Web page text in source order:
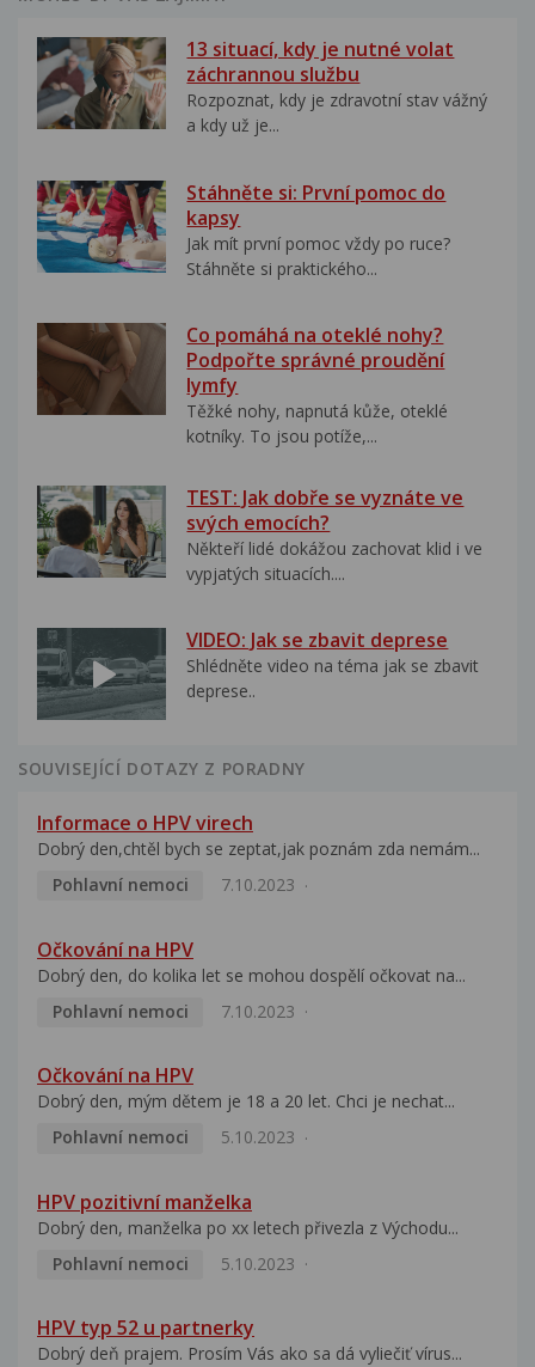
13 situací, kdy je nutné volat
záchrannou službu
Rozpoznat, kdy je zdravotní stav vážný
a kdy už je...
Stáhněte si: První pomoc do
kapsy
Jak mít první pomoc vždy po ruce?
Stáhněte si praktického...
Co pomáhá na oteklé nohy?
Podpořte správné proudění
lymfy
Těžké nohy, napnutá kůže, oteklé
kotníky. To jsou potíže,...
TEST: Jak dobře se vyznáte ve
svých emocích?
Někteří lidé dokážou zachovat klid i ve
vypjatých situacích....
VIDEO: Jak se zbavit deprese
Shlédněte video na téma jak se zbavit
deprese..
SOUVISEJÍCÍ DOTAZY Z PORADNY
Informace o HPV virech
Dobrý den,chtěl bych se zeptat,jak poznám zda nemám...
Pohlavní nemoci
7.10.2023
Očkování na HPV
Dobrý den, do kolika let se mohou dospělí očkovat na...
Pohlavní nemoci
7.10.2023
Očkování na HPV
Dobrý den, mým dětem je 18 a 20 let. Chci je nechat...
Pohlavní nemoci
5.10.2023
HPV pozitivní manželka
Dobrý den, manželka po xx letech přivezla z Východu...
Pohlavní nemoci
5.10.2023
HPV typ 52 u partnerky
Dobrý deň prajem. Prosím Vás ako sa dá vyliečiť vírus...